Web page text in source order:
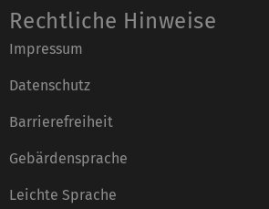
Rechtliche Hinweise
Impressum
Datenschutz
Barrierefreiheit
Gebärdensprache
Leichte Sprache